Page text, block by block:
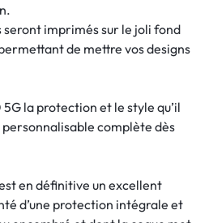
imprimés sur le joli fond
de mettre vos designs
la protection et le style qu’il
complète dès
en définitive un excellent
d’une protection intégrale et